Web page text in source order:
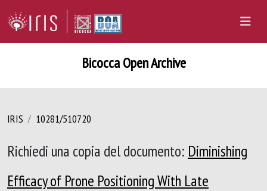
Bicocca Open Archive
IRIS 10281/510720
Richiedi una copia del documento: Diminishing
Efficacy of Prone Positioning With Late